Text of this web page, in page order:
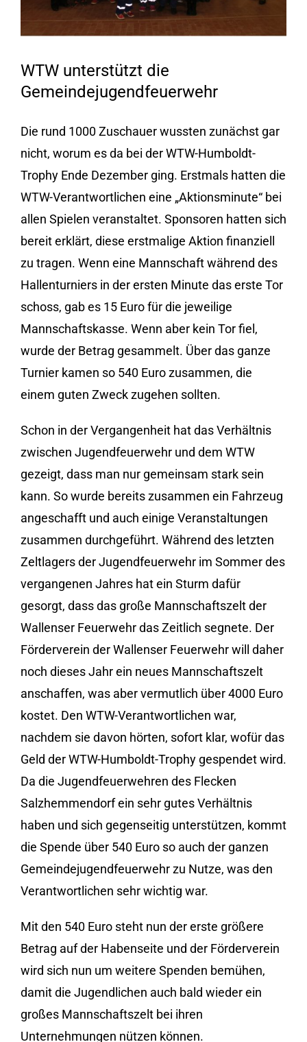
WTW unterstützt die
Gemeindejugendfeuerwehr
Die rund 1000 Zuschauer wussten zunächst gar
nicht, worum es da bei der WTW-Humboldt-
Trophy Ende Dezember ging. Erstmals hatten die
WTW-Verantwortlichen eine „Aktionsminute“ bei
allen Spielen veranstaltet. Sponsoren hatten sich
bereit erklärt, diese erstmalige Aktion finanziell
zu tragen. Wenn eine Mannschaft während des
Hallenturniers in der ersten Minute das erste Tor
schoss, gab es 15 Euro für die jeweilige
Mannschaftskasse. Wenn aber kein Torfiel,
wurde der Betrag gesammelt. Über das ganze
Turnier kamen so 540 Euro zusammen, die
einem guten Zweck zugehen sollten.
Schon in der Vergangenheit hat das Verhältnis
zwischen Jugendfeuerwehr und dem WTW
gezeigt, dass man nur gemeinsam stark sein
kann. So wurde bereits zusammen ein Fahrzeug
angeschafft und auch einige Veranstaltungen
zusammen durchgeführt. Während des letzten
Zeltlagers der Jugendfeuerwehr im Sommer des
vergangenen Jahres hat ein Sturm dafür
gesorgt, dass das große Mannschaftszelt der
Wallenser Feuerwehr das Zeitlich segnete. Der
Förderverein der Wallenser Feuerwehr will daher
noch dieses Jahr ein neues Mannschaftszelt
anschaffen, was aber vermutlich über 4000 Euro
kostet. Den WTW-Verantwortlichen war,
nachdem sie davon hörten, sofort klar, wofür das
Geld der WTW-Humboldt-Trophy gespendet wird.
Da die Jugendfeuerwehren des Flecken
Salzhemmendorf ein sehr gutes Verhältnis
haben und sich gegenseitig unterstützen, kommt
die Spende über 540 Euro so auch der ganzen
Gemeindejugendfeuerwehr zu Nutze, was den
Verantwortlichen sehr wichtig war.
Mit den 540 Euro steht nun der erste größere
Betrag auf der Habenseite und der Förderverein
wird sich nun um weitere Spenden bemühen,
damit die Jugendlichen auch bald wieder ein
großes Mannschaftszelt bei ihren
Unternehmungen nützen können.